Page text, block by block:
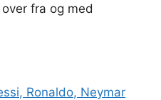
fra og med
Ronaldo, Neymar